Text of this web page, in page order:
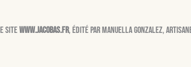
sitewww.jacobas.fr, édité par Manuella Gonzalez,